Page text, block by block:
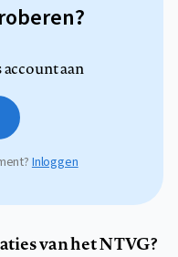
account aan
Inloggen
van het NTVG?